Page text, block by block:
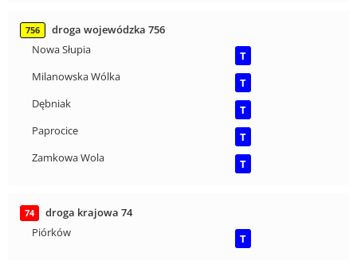
756
droga wojewódzka 756
Nowa Słupia
T
Milanowska Wólka
T
Dębniak
T
Paprocice
T
Zamkowa Wola
T
74
droga krajowa 74
Piórków
T